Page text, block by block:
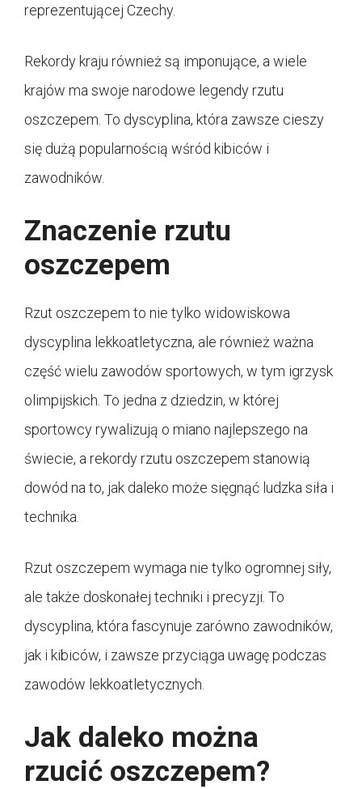
reprezentującej Czechy.
Rekordy kraju również są imponujące, a wiele
krajów ma swoje narodowe legendy rzutu
oszczepem. To dyscyplina, która zawsze cieszy
się dużą popularnością wśród kibiców i
zawodników.
Znaczenie rzutu
oszczepem
Rzut oszczepem to nie tylko widowiskowa
dyscyplina lekkoatletyczna, ale również ważna
część wielu zawodów sportowych, w tym igrzysk
olimpijskich. To jedna z dziedzin, w której
sportowcy rywalizują o miano najlepszego na
świecie, a rekordy rzutu oszczepem stanowią
dowód na to, jak daleko może sięgnąć ludzka siła i
technika.
Rzut oszczepem wymaga nie tylko ogromnej siły,
ale także doskonałej techniki i precyzji. To
dyscyplina, która fascynuje zarówno zawodników,
jak i kibiców, i zawsze przyciąga uwagę podczas
zawodów lekkoatletycznych.
Jak daleko można
rzucić oszczepem?